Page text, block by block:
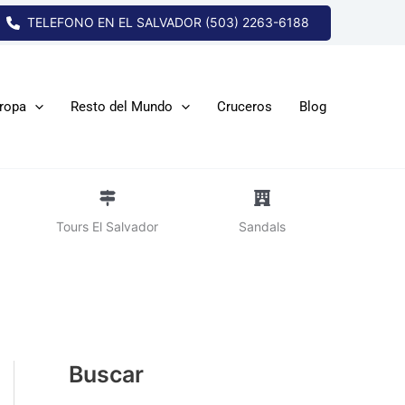
TELEFONO EN EL SALVADOR (503) 2263-6188
Resto del Mundo Cruceros Blog
Tours El Salvador Sandals
Buscar